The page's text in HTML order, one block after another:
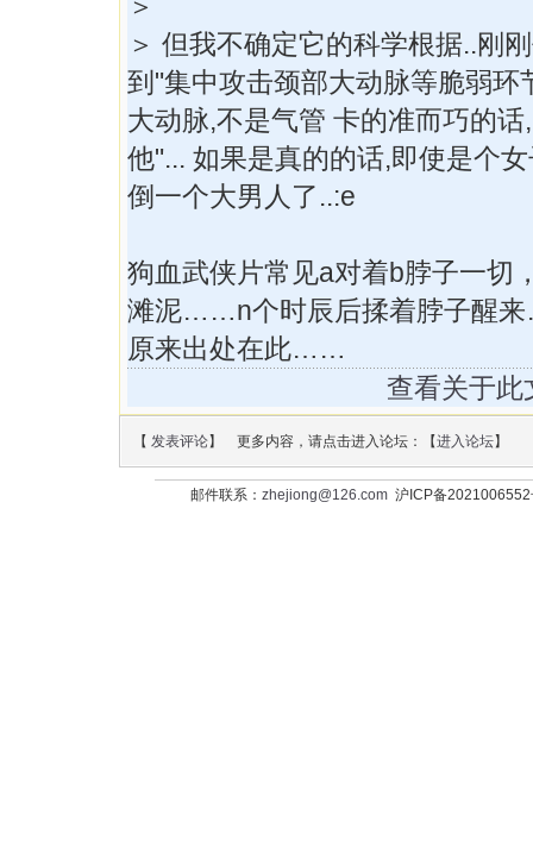
＞ 但我不确定它的科学根据..刚
到"集中攻击颈部大动脉等脆弱环
大动脉,不是气管 卡的准而巧的
他"... 如果是真的的话,即使是个
倒一个大男人了..:e
狗血武侠片常见a对着b脖子一切
滩泥……n个时辰后揉着脖子醒
原来出处在此……
查看关于此
【 发表评论】 更多内容，请点击进入论坛：【进入论坛】
邮件联系： zhejiong@126.com沪ICP备